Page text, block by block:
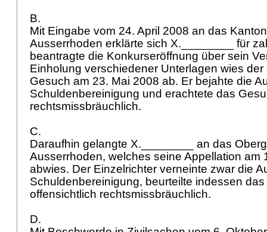
B.
Mit Eingabe vom 24. April 2008 an das
Ausserrhoden erklärte sich X.________ für
beantragte die Konkurseröffnung über sein
Einholung verschiedener Unterlagen wies
Gesuch am 23. Mai 2008 ab. Er bejahte die
Schuldenbereinigung und erachtete das
rechtsmissbräuchlich.
C.
Daraufhin gelangte X.________ an das
Ausserrhoden, welches seine Appellation am
abwies. Der Einzelrichter verneinte zwar die
Schuldenbereinigung, beurteilte indessen
offensichtlich rechtsmissbräuchlich.
D.